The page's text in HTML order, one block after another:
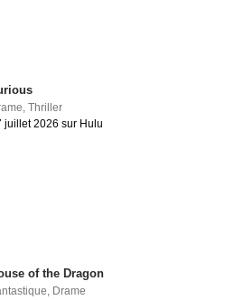
,Thriller
juillet 2026 sur Hulu
of the Dragon
, Drame